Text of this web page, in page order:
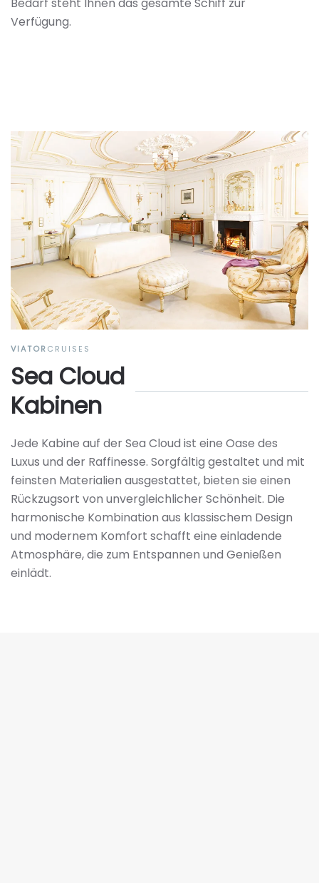
Bedarf steht Ihnen das gesamte Schiff zur
Verfügung.
VIATORCRUISES
Sea Cloud
Kabinen
Jede Kabine auf der Sea Cloud ist eine Oase des
Luxus und der Raffinesse. Sorgfältig gestaltet und mit
feinsten Materialien ausgestattet, bieten sie einen
Rückzugsort von unvergleichlicher Schönheit. Die
harmonische Kombination aus klassischem Design
und modernem Komfort schafft eine einladende
Atmosphäre, die zum Entspannen und Genießen
einlädt.